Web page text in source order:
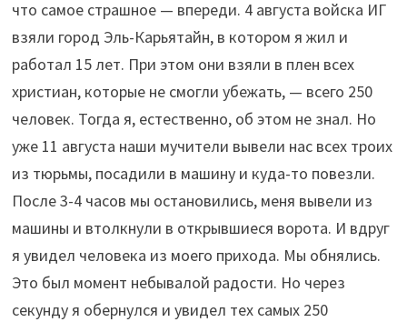
что самое страшное — впереди. 4 августа войска ИГ
взяли город Эль-Карьятайн, в котором я жил и
работал 15 лет. При этом они взяли в плен всех
христиан, которые не смогли убежать, — всего 250
человек. Тогда я, естественно, об этом не знал. Но
уже 11 августа наши мучители вывели нас всех троих
из тюрьмы, посадили в машину и куда-то повезли.
После 3-4 часов мы остановились, меня вывели из
машины и втолкнули в открывшиеся ворота. И вдруг
я увидел человека из моего прихода. Мы обнялись.
Это был момент небывалой радости. Но через
секунду я обернулся и увидел тех самых 250